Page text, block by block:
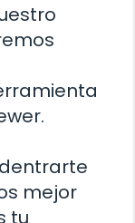
mejor
tu